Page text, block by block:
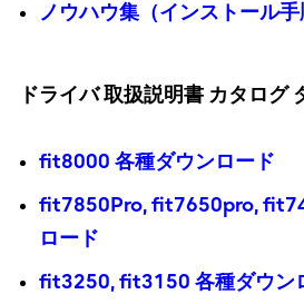
ノウハウ集（インストール手
ドライバ 取扱説明書 カタログ
fit8000 各種ダウンロード
fit7850Pro, fit7650pro,
ロード
fit3250, fit3150 各種ダウン